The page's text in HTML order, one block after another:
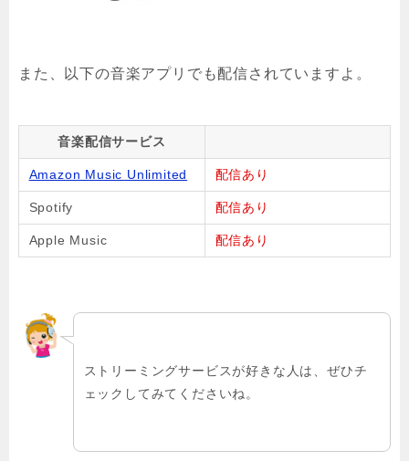
また、以下の音楽アプリでも配信されていますよ。
音楽配信サービス
Amazon Music Unlimited 配信あり
Spotify 配信あり
Apple Music 配信あり
ストリーミングサービスが好きな人は、ぜひチ
ェックしてみてくださいね。